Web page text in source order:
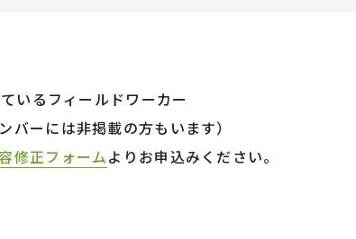
いるフィールドワーカー
バーには非掲載の方もいます）
修正フォームよりお申込みください。